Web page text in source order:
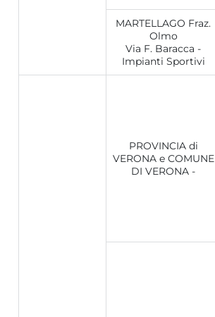
MARTELLAGO Fraz.
Olmo
Via F. Baracca -
Impianti Sportivi
PROVINCIA di
VERONA e COMUNE
DI VERONA -